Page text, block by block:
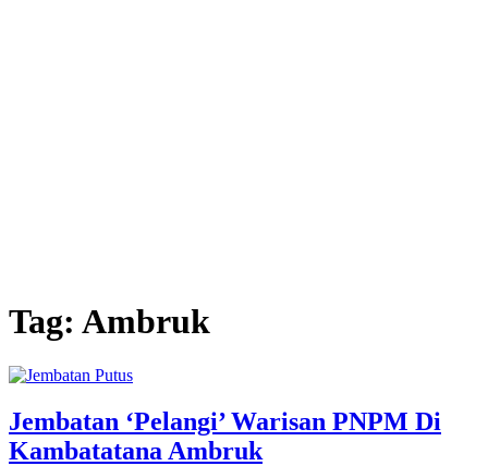
Tag: Ambruk
Jembatan ‘Pelangi’ Warisan PNPM Di
Kambatatana Ambruk